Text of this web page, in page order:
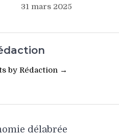
31 mars 2025
by Rédaction →
délabrée